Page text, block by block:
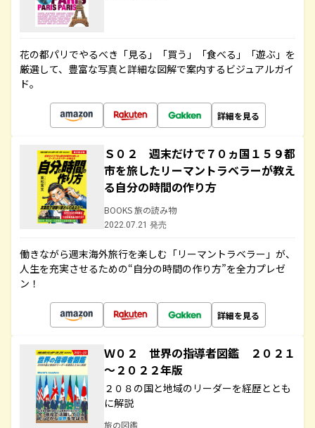
花の都パリでやるべき「見る」「買う」「食べる」「遊ぶ」を
厳選して、豊富な写真と詳細な図解で案内するビジュアルガイ
ド。
詳細を見る
Ｓ０２ 週末だけで７０ヵ国１５９都
市を旅したリーマントラベラーが教え
る自分の時間の作り方
BOOKS 旅の読み物
2022.07.21 発売
働きながら週末海外旅行を楽しむ「リーマントラベラー」が、
人生を充実させるための“自分の時間の作り方”を全力プレゼ
ン！
詳細を見る
Ｗ０２ 世界の指導者図鑑 ２０２１
～２０２２年版
２０８の国と地域のリーダーを経歴ととも
に解説
旅の図鑑